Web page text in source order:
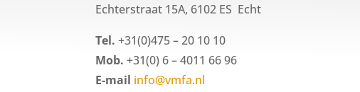
Echterstraat 15A, 6102 ES Echt
Tel. +31(0)475 – 20 10 10
Mob. +31(0) 6 – 4011 66 96
E-mail info@vmfa.nl